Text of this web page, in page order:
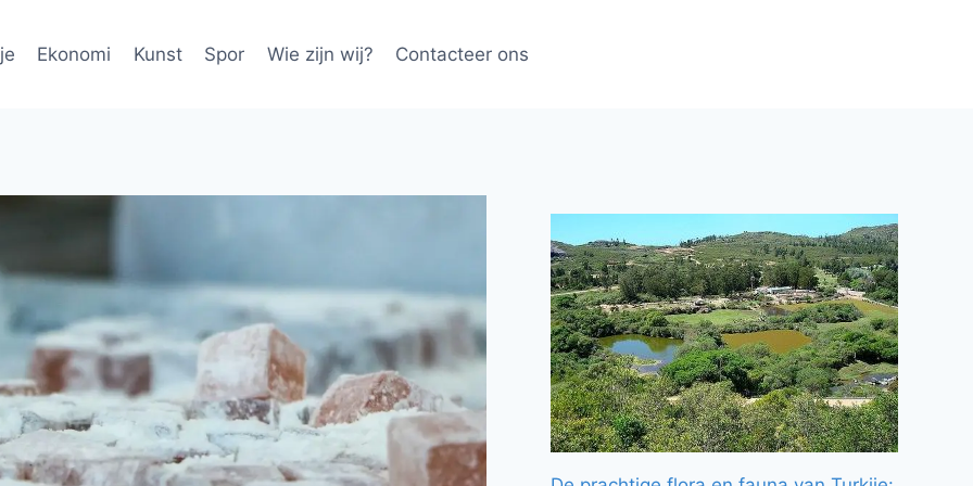
Ekonomi Kunst Spor Wie zijn wij? Contacteer ons